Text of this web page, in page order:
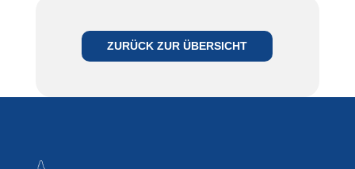
WERDEN
ZURÜCK ZUR ÜBERSICHT